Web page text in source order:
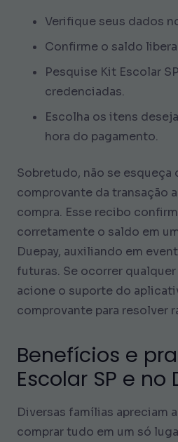
Verifique seus dados
Confirme o saldo
Pesquise Kit Escolar
credenciadas.
Escolha os itens
hora do pagamento.
Sobretudo, não se esqueça
comprovante da transação
compra. Esse recibo
corretamente o saldo em
Duepay, auxiliando em
futuras. Se ocorrer
acione o suporte do
comprovante para resolver
Benefícios e
Escolar SP e no
Diversas famílias apreciam
comprar tudo em um só